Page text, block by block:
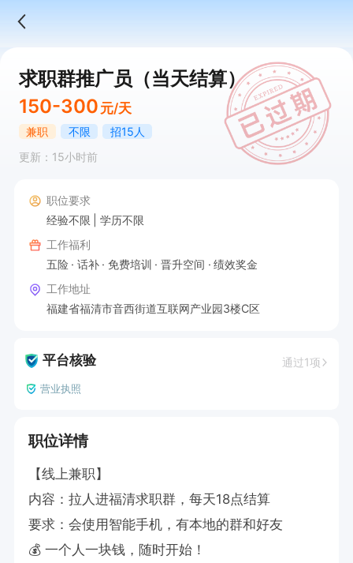
求职群推广员（当天结算）
150-300 元/天
兼职 不限
招15人
更新：15小时前
职位要求
经验不限
学历不限
工作福利
五险
话补 免费培训 晋升空间
绩效奖金
工作地址
福建省福清市音西街道互联网产业园3楼C区
平台核验 通过1项
营业执照
职位详情
【线上兼职】
内容：拉人进福清求职群，每天18点结算
要求：会使用智能手机，有本地的群和好友
💰 一个人一块钱，随时开始！